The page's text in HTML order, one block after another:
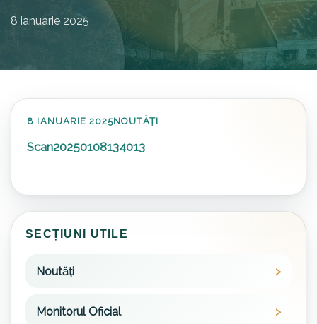
8 ianuarie 2025
8 IANUARIE 2025NOUTĂȚI
Scan20250108134013
SECȚIUNI UTILE
Noutăți
Monitorul Oficial